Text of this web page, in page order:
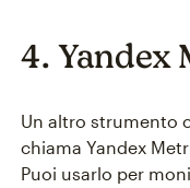
4. Yandex
Un altro strumento
chiama Yandex
Puoi usarlo per